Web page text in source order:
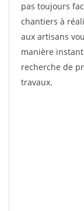
pas toujours
chantiers à
aux artisans
manière
recherche de
travaux.